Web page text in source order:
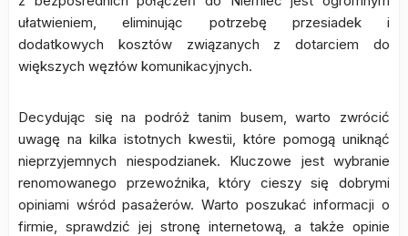
ułatwieniem, eliminując potrzebę przesiadek i
dodatkowych kosztów związanych z dotarciem do
większych węzłów komunikacyjnych.
Decydując się na podróż tanim busem, warto zwrócić
uwagę na kilka istotnych kwestii, które pomogą uniknąć
nieprzyjemnych niespodzianek. Kluczowe jest wybranie
renomowanego przewoźnika, który cieszy się dobrymi
opiniami wśród pasażerów. Warto poszukać informacji o
firmie, sprawdzić jej stronę internetową, a także opinie